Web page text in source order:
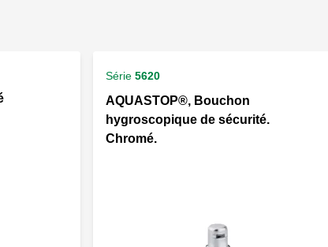
Série 5620
AQUASTOP®, Bouchon
hygroscopique de sécurité.
Chromé.